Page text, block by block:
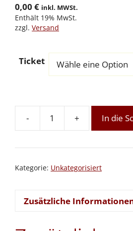
0,00 € inkl. MWSt.
Enthält 19% MwSt.
zzgl. Versand
Ticket
-
Heilmond:
&
-
+ In die
Kategorie: Unkategorisiert
Zusätzliche